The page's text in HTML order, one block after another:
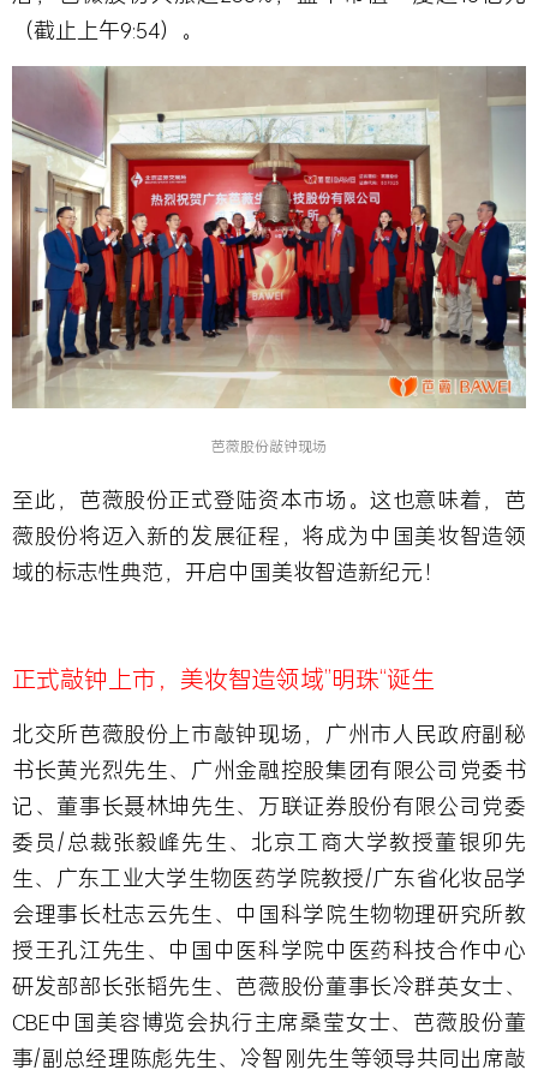
（截止上午9:54）。
芭薇股份敲钟现场
至此，芭薇股份正式登陆资本市场。这也意味着，芭
薇股份将迈入新的发展征程，将成为中国美妆智造领
域的标志性典范，开启中国美妆智造新纪元！
正式敲钟上市，美妆智造领域”明珠“诞生
北交所芭薇股份上市敲钟现场，广州市人民政府副秘
书长黄光烈先生、广州金融控股集团有限公司党委书
记、董事长聂林坤先生、万联证券股份有限公司党委
委员/总裁张毅峰先生、北京工商大学教授董银卯先
生、广东工业大学生物医药学院教授/广东省化妆品学
会理事长杜志云先生、中国科学院生物物理研究所教
授王孔江先生、中国中医科学院中医药科技合作中心
研发部部长张韬先生、芭薇股份董事长冷群英女士、
CBE中国美容博览会执行主席桑莹女士、芭薇股份董
事/副总经理陈彪先生、冷智刚先生等领导共同出席敲